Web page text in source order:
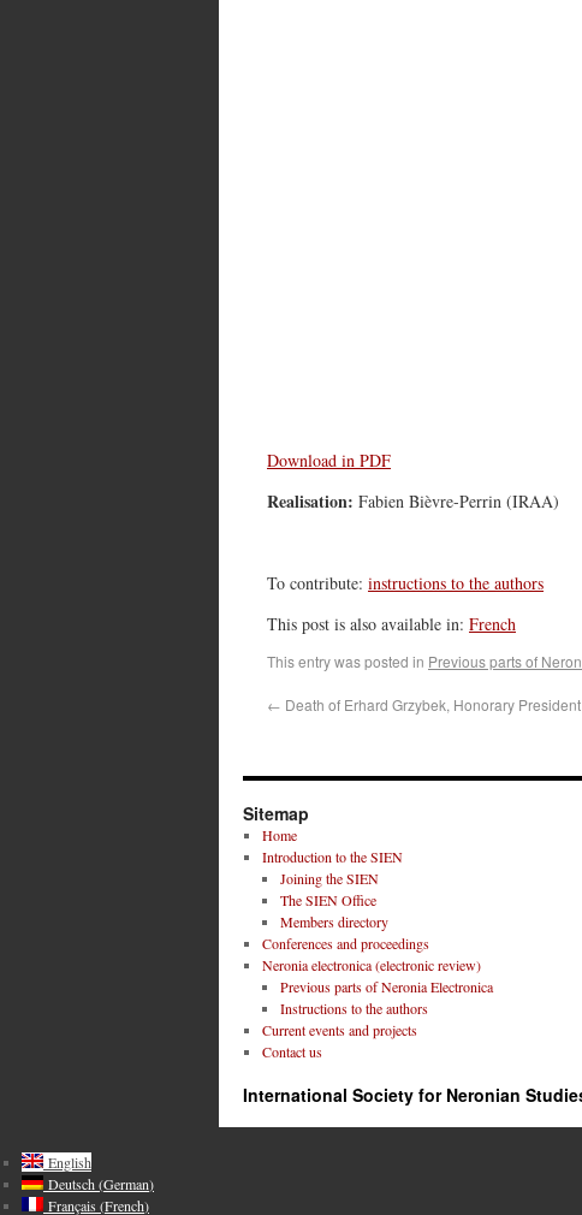
Download in PDF
Realisation: Fabien Bièvre-Perrin (IRAA)
To contribute: instructions to the authors
This post is also available in: French
This entry was posted in Previous parts of
← Death of Erhard Grzybek, Honorary
Sitemap
Home
Introduction to the SIEN
Joining the SIEN
The SIEN Office
Members directory
Conferences and proceedings
Neronia electronica (electronic review)
Previous parts of Neronia Electronica
Instructions to the authors
Current events and projects
Contact us
International Society for Neronian
English
Deutsch (German)
Français (French)